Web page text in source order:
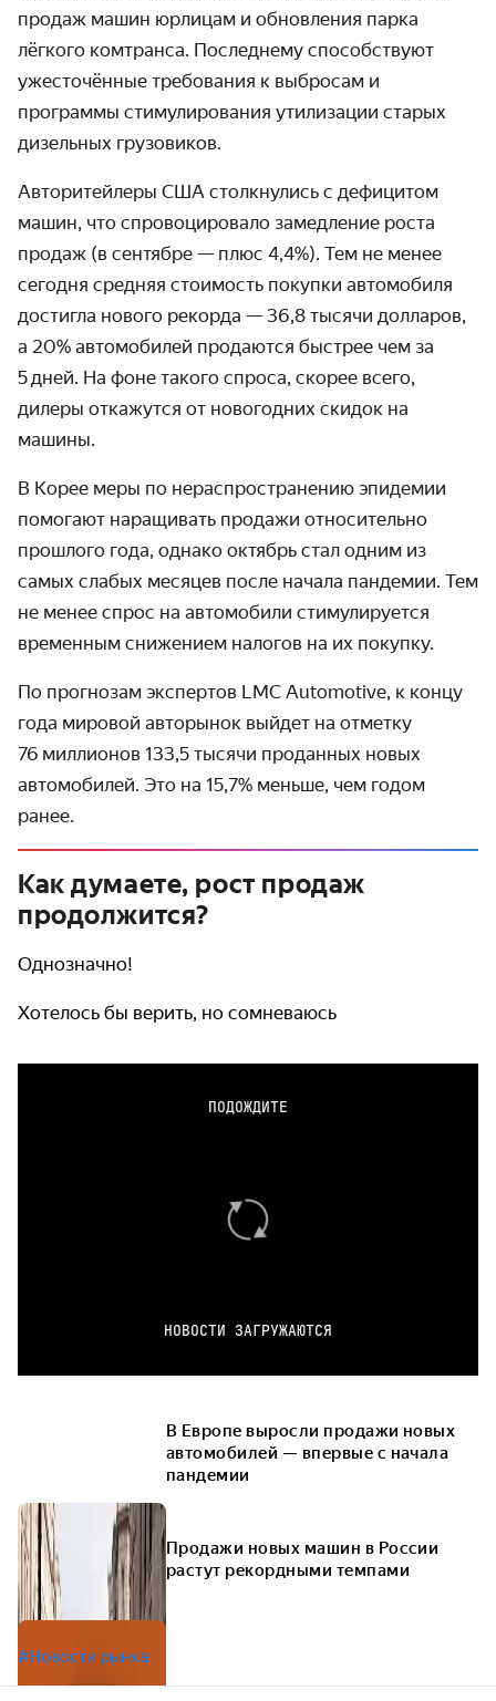
продаж машин юрлицам и обнов­ления парка
лёгкого комтранса. Последнему способ­ствуют
ужесточённые требо­вания к выбросам и
программы стимули­рования утилизации старых
дизельных грузовиков.
Авторитейлеры США столкнулись с дефицитом
машин, что спрово­цировало замед­ление роста
продаж (в сентябре — плюс 4,4%). Тем не менее
сегодня средняя стоимость покупки автомо­биля
достигла нового рекорда — 36,8 тысячи долларов,
а 20% автомо­билей продаются быстрее чем за
5 дней. На фоне такого спроса, скорее всего,
дилеры откажутся от новогодних скидок на
машины.
В Корее меры по нераспростра­нению эпидемии
помогают наращивать продажи относи­тельно
прошлого года, однако октябрь стал одним из
самых слабых месяцев после начала пандемии. Тем
не менее спрос на авто­мобили стимули­руется
временным снижением налогов на их покупку.
По прогнозам экспертов LMC Automotive, к концу
года мировой авторынок выйдет на отметку
76 милли­онов 133,5 тысячи проданных новых
автомо­билей. Это на 15,7% меньше, чем годом
ранее.
Как думаете, рост продаж
продолжится?
Однозначно!
Хотелось бы верить, но сомневаюсь
ПОДОЖДИТЕ
НОВОСТИ ЗАГРУЖАЮТСЯ
В Европе выросли продажи новых
автомобилей — впервые с начала
пандемии
Продажи новых машин в России
растут рекордными темпами
#Новости рынка